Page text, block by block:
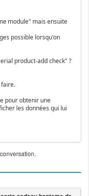
module" mais ensuite
possible lorsqu'on
product-add check" ?
pour obtenir une
les données qui lui